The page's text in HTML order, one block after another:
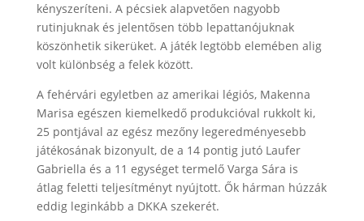
kényszeríteni. A pécsiek alapvetően nagyobb
rutinjuknak és jelentősen több lepattanójuknak
köszönhetik sikerüket. A játék legtöbb elemében alig
volt különbség a felek között.
A fehérvári egyletben az amerikai légiós, Makenna
Marisa egészen kiemelkedő produkcióval rukkolt ki,
25 pontjával az egész mezőny legeredményesebb
játékosának bizonyult, de a 14 pontig jutó Laufer
Gabriella és a 11 egységet termelő Varga Sára is
átlag feletti teljesítményt nyújtott. Ők hárman húzzák
eddig leginkább a DKKA szekerét.